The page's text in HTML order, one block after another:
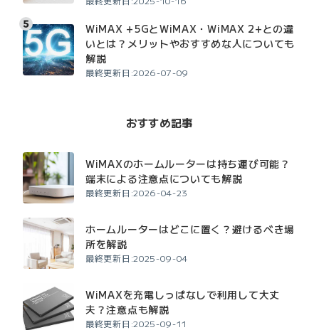
WiMAX +5GとWiMAX・WiMAX 2+との違
いとは？メリットやおすすめな人についても
解説
最終更新日:2026-07-09
おすすめ記事
WiMAXのホームルーターは持ち運び可能？
端末による注意点についても解説
最終更新日:2026-04-23
ホームルーターはどこに置く？避けるべき場
所を解説
最終更新日:2025-09-04
WiMAXを充電しっぱなしで利用して大丈
夫？注意点も解説
最終更新日:2025-09-11